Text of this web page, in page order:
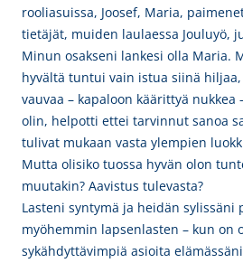
rooliasuissa, Joosef, Maria,
tietäjät, muiden laulaessa Jouluyö,
Minun osakseni lankesi olla Maria.
hyvältä tuntui vain istua siinä hiljaa,
vauvaa – kapaloon käärittyä nukkea
olin, helpotti ettei tarvinnut sanoa
tulivat mukaan vasta ylempien
Mutta olisiko tuossa hyvän olon
muutakin? Aavistus tulevasta?
Lasteni syntymä ja heidän sylissäni
myöhemmin lapsenlasten – kun on
sykähdyttävimpiä asioita